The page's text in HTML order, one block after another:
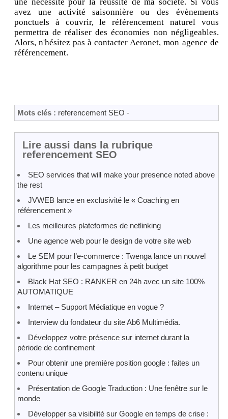
avez une activité saisonnière ou des évènements
ponctuels à couvrir, le référencement naturel vous
permettra de réaliser des économies non négligeables.
Alors, n'hésitez pas à contacter Aeronet, mon agence de
référencement.
Mots clés : referencement SEO -
Lire aussi dans la rubrique
referencement SEO
SEO services that will make your presence noted above
the rest
JVWEB lance en exclusivité le « Coaching en
référencement »
Les meilleures plateformes de netlinking
Une agence web pour le design de votre site web
Le SEM pour l’e-commerce : Twenga lance un nouvel
algorithme pour les campagnes à petit budget
Black Hat SEO : RANKER en 24h avec un site 100%
AUTOMATIQUE
Internet – Support Médiatique en vogue ?
Interview du fondateur du site Ab6 Multimédia.
Développez votre présence sur internet durant la
période de confinement
Pour obtenir une première position google : faites un
contenu unique
Présentation de Google Traduction : Une fenêtre sur le
monde
Développer sa visibilité sur Google en temps de crise :